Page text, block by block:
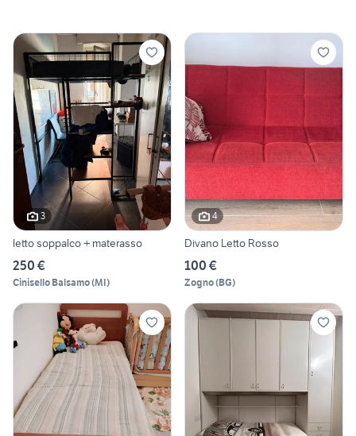
3
letto soppalco + materasso
250 €
Cinisello Balsamo(MI)
4
Divano Letto Rosso
100 €
Zogno(BG)